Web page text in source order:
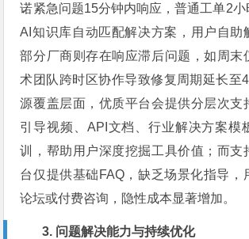
诺紧急问题15分钟内响应，普通工单2小
AI知识库自动匹配解决方案，用户自助
部分厂商则存在响应滞后问题，如周末
术团队跨时区协作导致修复周期延长至
源覆盖层面，优质平台会提供分层次支
引导视频、API文档、行业解决方案模
训，帮助用户深度挖掘工具价值；而支
台仅提供基础FAQ，缺乏场景化指导，
论坛或付费咨询，隐性成本显著增加。
3. 问题解决能力与持续优化